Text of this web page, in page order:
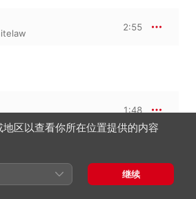
2:55
1:48
& Variations On a
区以查看你所在位置提供的内容
继续